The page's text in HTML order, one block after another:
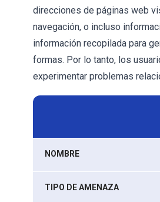
direcciones de páginas web
navegación, o incluso
información recopilada para
formas. Por lo tanto, los
experimentar problemas
NOMBRE
TIPO DE AMENAZA